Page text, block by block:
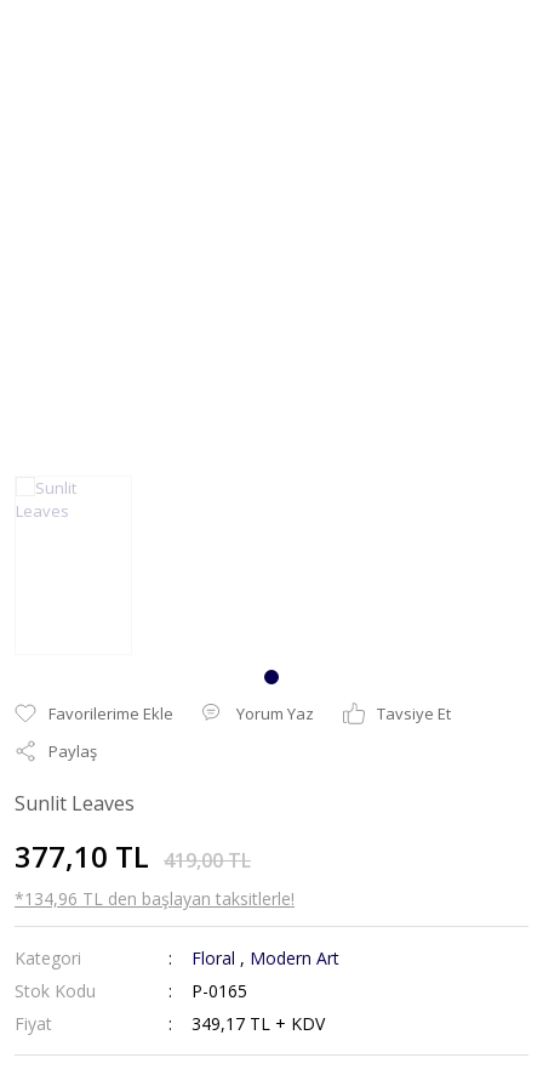
Yorum Yaz
Tavsiye Et
Paylaş
Sunlit Leaves
377,10 TL 419,00 TL
*134,96 TL den başlayan taksitlerle!
Kategori Floral , Modern Art
Stok Kodu
P-0165
Fiyat
349,17 TL + KDV